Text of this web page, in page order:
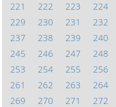
221
222 223 224
229
230 231 232
237
238 239 240
245
246 247 248
253
254 255 256
261
262 263 264
269
270 271 272